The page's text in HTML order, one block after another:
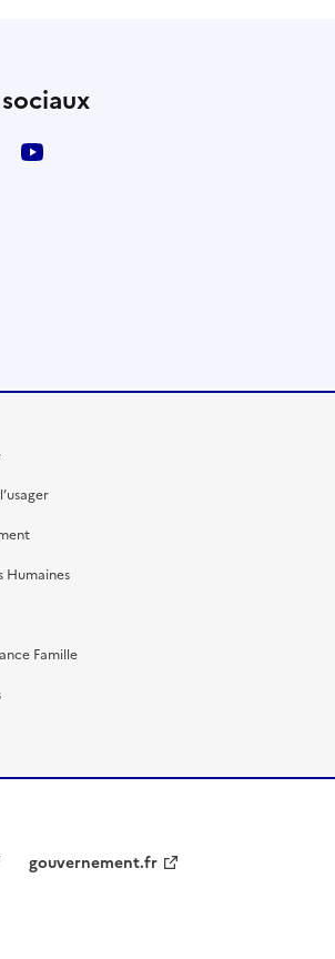
Twitter)
linkedin
Humaines
Famille
gouvernement.fr